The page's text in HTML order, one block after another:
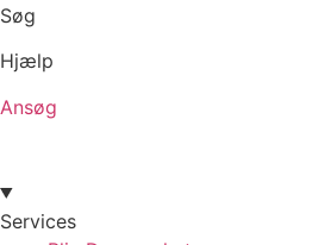
Søg
Hjælp
Ansøg
Services